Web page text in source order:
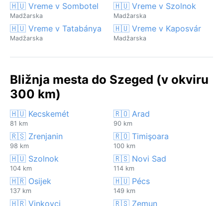
🇭🇺 Vreme v Sombotel
Madžarska
🇭🇺 Vreme v Szolnok
Madžarska
🇭🇺 Vreme v Tatabánya
Madžarska
🇭🇺 Vreme v Kaposvár
Madžarska
Bližnja mesta do Szeged (v okviru
300 km)
🇭🇺 Kecskemét
81 km
🇷🇴 Arad
90 km
🇷🇸 Zrenjanin
98 km
🇷🇴 Timişoara
100 km
🇭🇺 Szolnok
104 km
🇷🇸 Novi Sad
114 km
🇭🇷 Osijek
137 km
🇭🇺 Pécs
149 km
🇭🇷 Vinkovci 🇷🇸 Zemun